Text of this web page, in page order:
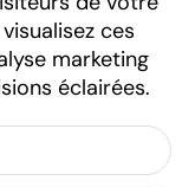
ces
marketing
éclairées.